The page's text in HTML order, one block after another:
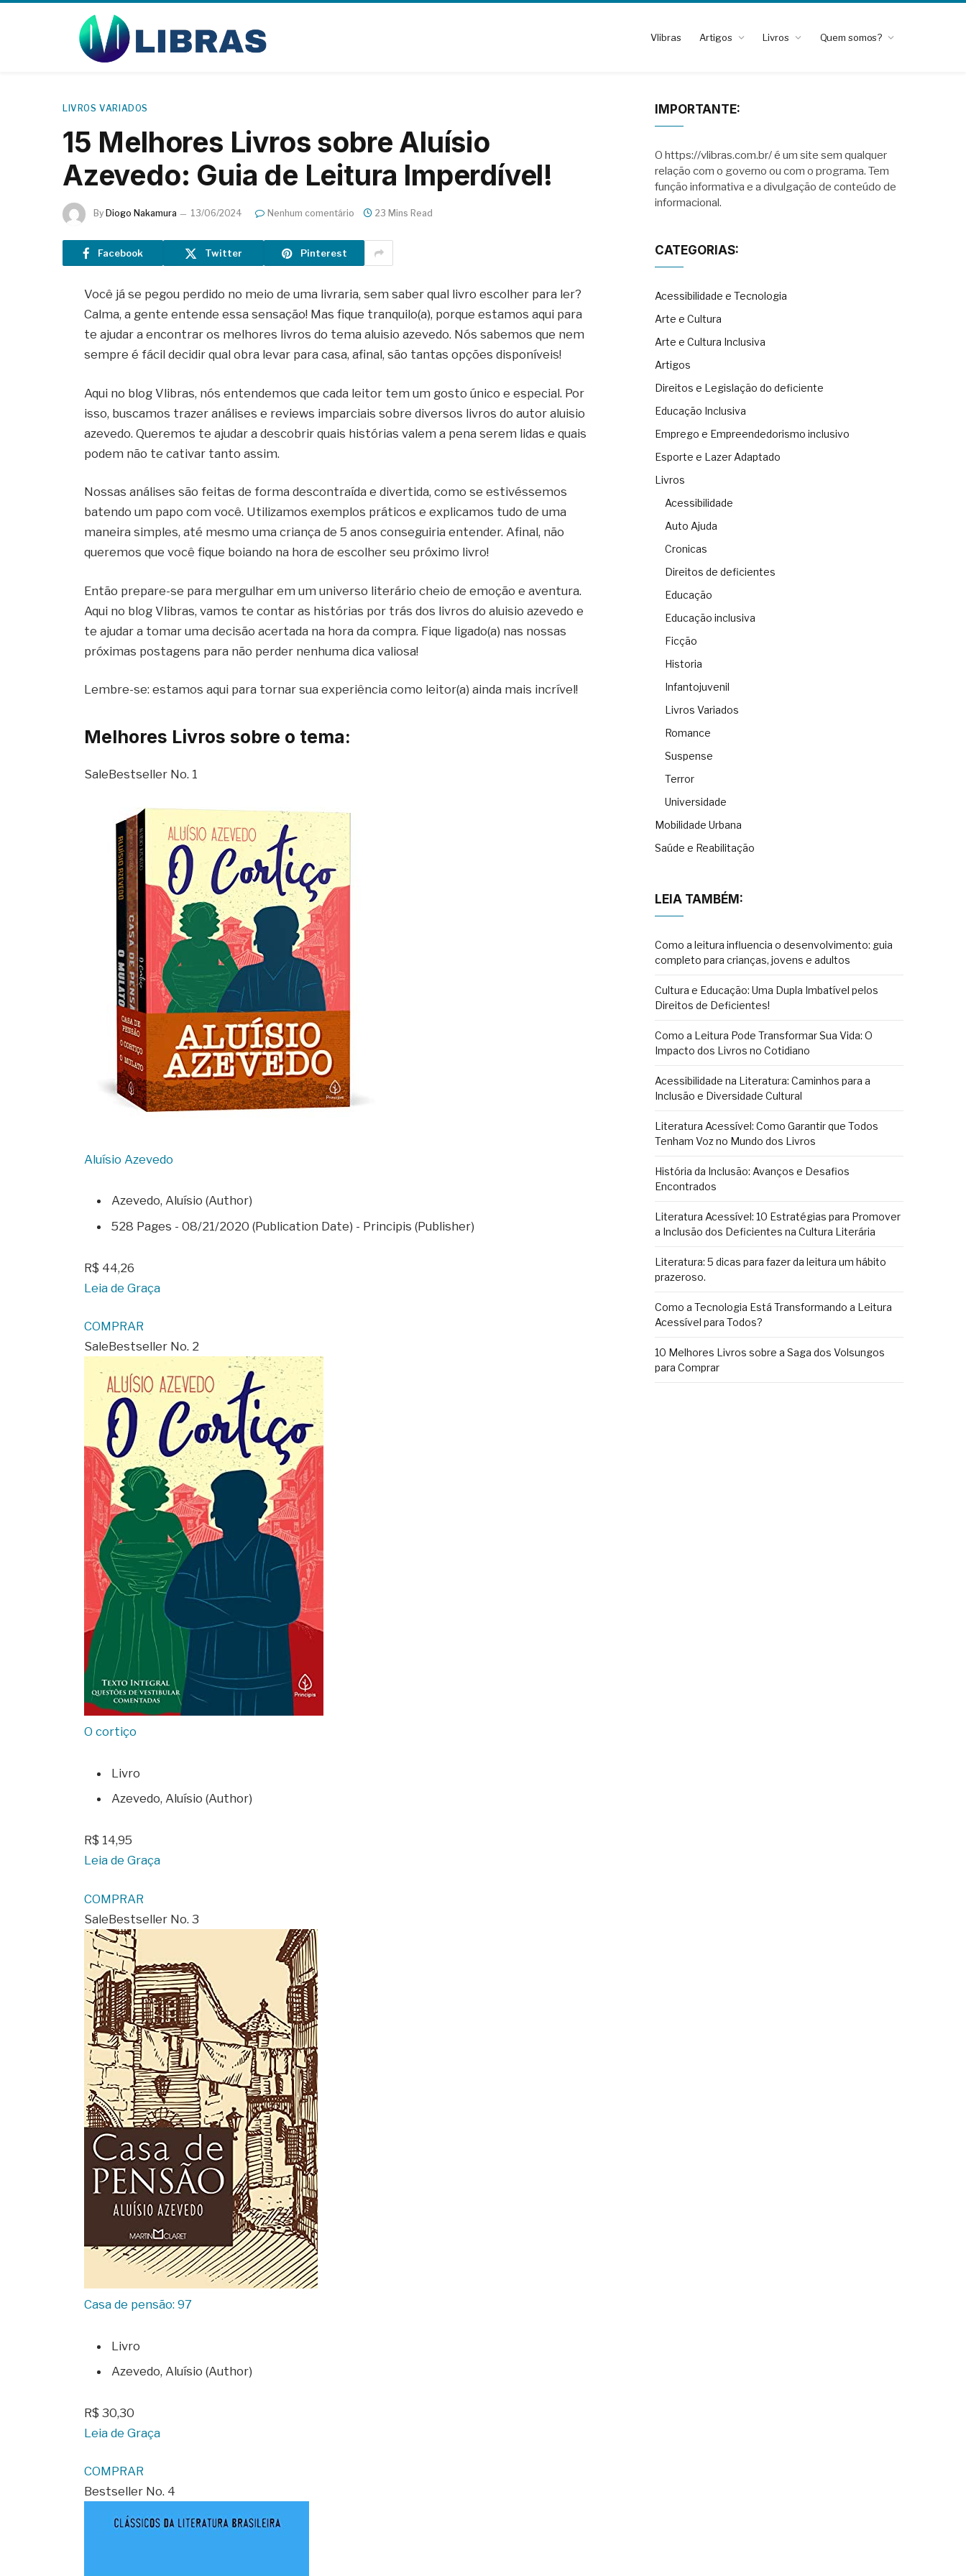
Vlibras Artigos Livros Quem somos?
LIVROS VARIADOS
15 Melhores Livros sobre Aluísio
Azevedo: Guia de Leitura Imperdível!
By Diogo Nakamura 13/06/2024 Nenhum comentário 23 Mins Read
Facebook Twitter Pinterest
Você já se pegou perdido no meio de uma livraria, sem saber qual livro escolher para ler?
Calma, a gente entende essa sensação! Mas fique tranquilo(a), porque estamos aqui para
te ajudar a encontrar os melhores livros do tema aluisio azevedo. Nós sabemos que nem
sempre é fácil decidir qual obra levar para casa, afinal, são tantas opções disponíveis!
Aqui no blog Vlibras, nós entendemos que cada leitor tem um gosto único e especial. Por
isso, buscamos trazer análises e reviews imparciais sobre diversos livros do autor aluisio
azevedo. Queremos te ajudar a descobrir quais histórias valem a pena serem lidas e quais
podem não te cativar tanto assim.
Nossas análises são feitas de forma descontraída e divertida, como se estivéssemos
batendo um papo com você. Utilizamos exemplos práticos e explicamos tudo de uma
maneira simples, até mesmo uma criança de 5 anos conseguiria entender. Afinal, não
queremos que você fique boiando na hora de escolher seu próximo livro!
Então prepare-se para mergulhar em um universo literário cheio de emoção e aventura.
Aqui no blog Vlibras, vamos te contar as histórias por trás dos livros do aluisio azevedo e
te ajudar a tomar uma decisão acertada na hora da compra. Fique ligado(a) nas nossas
próximas postagens para não perder nenhuma dica valiosa!
Lembre-se: estamos aqui para tornar sua experiência como leitor(a) ainda mais incrível!
Melhores Livros sobre o tema:
SaleBestseller No. 1
Aluísio Azevedo
Azevedo, Aluísio (Author)
528 Pages - 08/21/2020 (Publication Date) - Principis (Publisher)
R$ 44,26
Leia de Graça
COMPRAR
SaleBestseller No. 2
O cortiço
Livro
Azevedo, Aluísio (Author)
R$ 14,95
Leia de Graça
COMPRAR
SaleBestseller No. 3
Casa de pensão: 97
Livro
Azevedo, Aluísio (Author)
R$ 30,30
Leia de Graça
COMPRAR
Bestseller No. 4
IMPORTANTE:
O https://vlibras.com.br/ é um site sem qualquer
relação com o governo ou com o programa. Tem
função informativa e a divulgação de conteúdo de
informacional.
CATEGORIAS:
Acessibilidade e Tecnologia
Arte e Cultura
Arte e Cultura Inclusiva
Artigos
Direitos e Legislação do deficiente
Educação Inclusiva
Emprego e Empreendedorismo inclusivo
Esporte e Lazer Adaptado
Livros
Acessibilidade
Auto Ajuda
Cronicas
Direitos de deficientes
Educação
Educação inclusiva
Ficção
Historia
Infantojuvenil
Livros Variados
Romance
Suspense
Terror
Universidade
Mobilidade Urbana
Saúde e Reabilitação
LEIA TAMBÉM:
Como a leitura influencia o desenvolvimento: guia
completo para crianças, jovens e adultos
Cultura e Educação: Uma Dupla Imbatível pelos
Direitos de Deficientes!
Como a Leitura Pode Transformar Sua Vida: O
Impacto dos Livros no Cotidiano
Acessibilidade na Literatura: Caminhos para a
Inclusão e Diversidade Cultural
Literatura Acessível: Como Garantir que Todos
Tenham Voz no Mundo dos Livros
História da Inclusão: Avanços e Desafios
Encontrados
Literatura Acessível: 10 Estratégias para Promover
a Inclusão dos Deficientes na Cultura Literária
Literatura: 5 dicas para fazer da leitura um hábito
prazeroso.
Como a Tecnologia Está Transformando a Leitura
Acessível para Todos?
10 Melhores Livros sobre a Saga dos Volsungos
para Comprar